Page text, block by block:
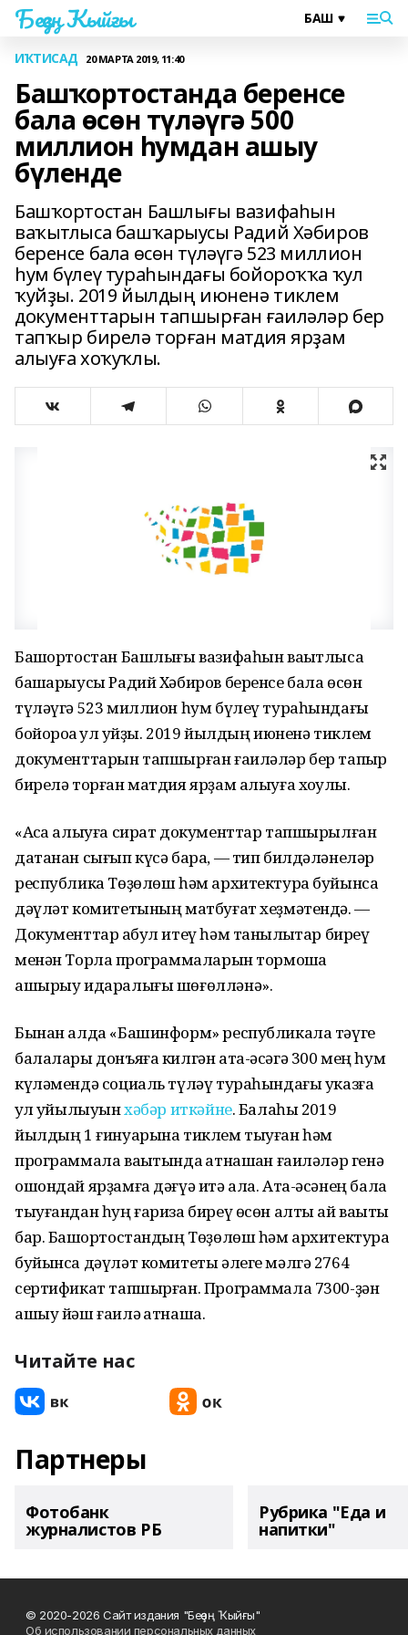
Беҙҙең Ҡыйғы
ИҠТИСАД 20 МАРТА 2019, 11:40
Башҡортостанда беренсе
бала өсөн түләүгә 500
миллион һумдан ашыу
бүленде
Башҡортостан Башлығы вазифаһын
ваҡытлыса башҡарыусы Радий Хәбиров
беренсе бала өсөн түләүгә 523 миллион
һум бүлеү тураһындағы бойороҡҡа ҡул
ҡуйҙы. 2019 йылдың июненә тиклем
документтарын тапшырған ғаиләләр бер
тапҡыр бирелә торған матдия ярҙам
алыуға хоҡуҡлы.
Башҡортостан Башлығы вазифаһын ваҡытлыса
башҡарыусы Радий Хәбиров беренсе бала өсөн
түләүгә 523 миллион һум бүлеү тураһындағы
бойороҡҡа ҡул ҡуйҙы. 2019 йылдың июненә тиклем
документтарын тапшырған ғаиләләр бер тапҡыр
бирелә торған матдия ярҙам алыуға хоҡуҡлы.
«Аҡса алыуға сират документтар тапшырылған
датанан сығып күсә бара, — тип билдәләнеләр
республика Төҙөлөш һәм архитектура буйынса
дәүләт комитетының матбуғат хеҙмәтендә. —
Документтар ҡабул итеү һәм таныҡлыҡтар биреү
менән Торлаҡ программаларын тормошҡа
ашырыу идаралығы шөғөлләнә».
Бынан алда «Башинформ» республикала тәүге
балалары донъяға килгән ата-әсәгә 300 мең һум
күләмендә социаль түләү тураһындағы указға
ҡул ҡуйылыуынхәбәр иткәйне. Балаһы 2019
йылдың 1 ғинуарына тиклем тыуған һәм
программала ваҡытында ҡатнашҡан ғаиләләр генә
ошондай ярҙамға дәғүә итә ала. Ата-әсәнең бала
тыуғандан һуң ғариза биреү өсөн алты ай ваҡыты
бар. Башҡортостандың Төҙөлөш һәм архитектура
буйынса дәүләт комитеты әлеге мәлгә 2764
сертификат тапшырған. Программала 7300-ҙән
ашыу йәш ғаилә ҡатнаша.
Читайте нас
Партнеры
Фотобанк
журналистов РБ
Рубрика "Еда и
напитки"
© 2020-2026 Сайт издания "Беҙҙең Ҡыйғы"
Об использовании персональных данных